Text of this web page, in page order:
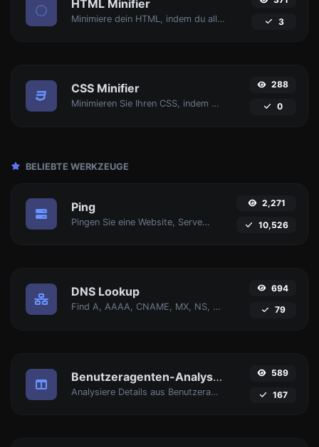
HTML Minifier
Minimiere dein HTML, indem du alle unnötigen Zeichen entfernst. 3
CSS Minifier
Minimieren Sie Ihren CSS, indem Sie alle unnötigen Zeichen entfernen.
288
0
BELIEBTE WERKZEUGE
Ping
Pingen Sie eine Website, Server oder Port an.
2,271
10,526
DNS Lookup
Find A, AAAA, CNAME, MX, NS, TXT, SOA DNS-Einträge eines Hosts.
694
79
Benutzeragenten-Analysator
Analysiere Details aus Benutzeragent-Strings.
589
167